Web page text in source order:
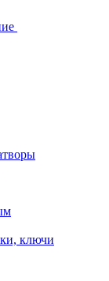
ключи